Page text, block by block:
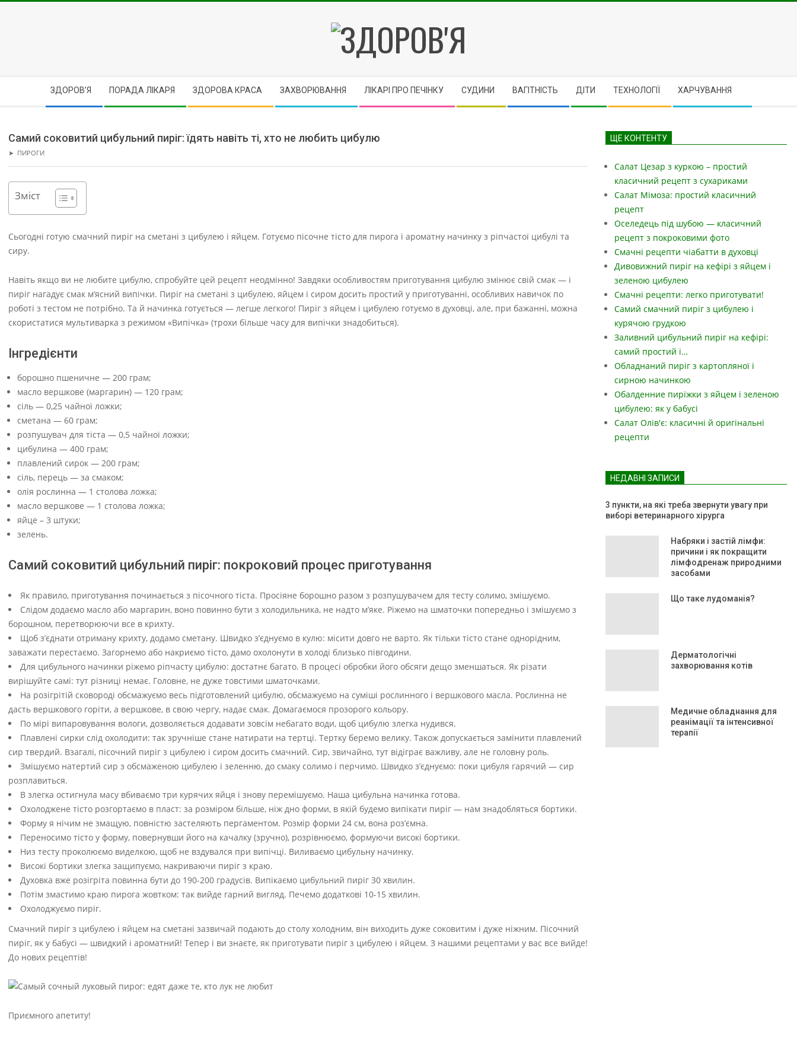
ЗДОРОВ'Я
ЗДОРОВ’Я ПОРАДА ЛІКАРЯ ЗДОРОВА КРАСА ЗАХВОРЮВАННЯ ЛІКАРІ ПРО ПЕЧІНКУ CУДИНИ ВАГІТНІСТЬ ДІТИ ТЕХНОЛОГІЇ ХАРЧУВАННЯ
Самий соковитий цибульний пиріг: їдять навіть ті, хто не любить цибулю
➤ ПИРОГИ
Зміст
Сьогодні готую смачний пиріг на сметані з цибулею і яйцем. Готуємо пісочне тісто для пирога і ароматну начинку з ріпчастої цибулі та
сиру.
Навіть якщо ви не любите цибулю, спробуйте цей рецепт неодмінно! Завдяки особливостям приготування цибулю змінює свій смак — і
пиріг нагадує смак м’ясний випічки. Пиріг на сметані з цибулею, яйцем і сиром досить простий у приготуванні, особливих навичок по
роботі з тестом не потрібно. Та й начинка готується — легше легкого! Пиріг з яйцем і цибулею готуємо в духовці, але, при бажанні, можна
скористатися мультиварка з режимом «Випічка» (трохи більше часу для випічки знадобиться).
Інгредієнти
борошно пшеничне — 200 грам;
масло вершкове (маргарин) — 120 грам;
сіль — 0,25 чайної ложки;
сметана — 60 грам;
розпушувач для тіста — 0,5 чайної ложки;
цибулина — 400 грам;
плавлений сирок — 200 грам;
сіль, перець — за смаком;
олія рослинна — 1 столова ложка;
масло вершкове — 1 столова ложка;
яйце – 3 штуки;
зелень.
Самий соковитий цибульний пиріг: покроковий процес приготування
Як правило, приготування починається з пісочного тіста. Просіяне борошно разом з розпушувачем для тесту солимо, змішуємо.
Слідом додаємо масло або маргарин, воно повинно бути з холодильника, не надто м’яке. Ріжемо на шматочки попередньо і змішуємо з
борошном, перетворюючи все в крихту.
Щоб з’єднати отриману крихту, додамо сметану. Швидко з’єднуємо в кулю: місити довго не варто. Як тільки тісто стане однорідним,
заважати перестаємо. Загорнемо або накриємо тісто, дамо охолонути в холоді близько півгодини.
Для цибульного начинки ріжемо ріпчасту цибулю: достатнє багато. В процесі обробки його обсяги дещо зменшаться. Як різати
вирішуйте самі: тут різниці немає. Головне, не дуже товстими шматочками.
На розігрітій сковороді обсмажуємо весь підготовлений цибулю, обсмажуємо на суміші рослинного і вершкового масла. Рослинна не
дасть вершкового горіти, а вершкове, в свою чергу, надає смак. Домагаємося прозорого кольору.
По мірі випаровування вологи, дозволяється додавати зовсім небагато води, щоб цибулю злегка нудився.
Плавлені сирки слід охолодити: так зручніше стане натирати на тертці. Тертку беремо велику. Також допускається замінити плавлений
сир твердий. Взагалі, пісочний пиріг з цибулею і сиром досить смачний. Сир, звичайно, тут відіграє важливу, але не головну роль.
Змішуємо натертий сир з обсмаженою цибулею і зеленню, до смаку солимо і перчимо. Швидко з’єднуємо: поки цибуля гарячий — сир
розплавиться.
В злегка остигнула масу вбиваємо три курячих яйця і знову перемішуємо. Наша цибульна начинка готова.
Охолоджене тісто розгортаємо в пласт: за розміром більше, ніж дно форми, в якій будемо випікати пиріг — нам знадобляться бортики.
Форму я нічим не змащую, повністю застеляють пергаментом. Розмір форми 24 см, вона роз’ємна.
Переносимо тісто у форму, повернувши його на качалку (зручно), розрівнюємо, формуючи високі бортики.
Низ тесту проколюємо виделкою, щоб не вздувался при випічці. Виливаємо цибульну начинку.
Високі бортики злегка защипуємо, накриваючи пиріг з краю.
Духовка вже розігріта повинна бути до 190-200 градусів. Випікаємо цибульний пиріг 30 хвилин.
Потім змастимо краю пирога жовтком: так вийде гарний вигляд. Печемо додаткові 10-15 хвилин.
Охолоджуємо пиріг.
Смачний пиріг з цибулею і яйцем на сметані зазвичай подають до столу холодним, він виходить дуже соковитим і дуже ніжним. Пісочний
пиріг, як у бабусі — швидкий і ароматний! Тепер і ви знаєте, як приготувати пиріг з цибулею і яйцем. З нашими рецептами у вас все вийде!
До нових рецептів!
Приємного апетиту!
ЩЕ КОНТЕНТУ
Салат Цезар з куркою – простий
класичний рецепт з сухариками
Салат Мімоза: простий класичний
рецепт
Оселедець під шубою — класичний
рецепт з покроковими фото
Смачні рецепти чіабатти в духовці
Дивовижний пиріг на кефірі з яйцем і
зеленою цибулею
Смачні рецепти: легко приготувати!
Самий смачний пиріг з цибулею і
курячою грудкою
Заливний цибульний пиріг на кефірі:
самий простий і…
Обладнаний пиріг з картопляної і
сирною начинкою
Обалденние пиріжки з яйцем і зеленою
цибулею: як у бабусі
Салат Олів'є: класичні й оригінальні
рецепти
НЕДАВНІ ЗАПИСИ
3 пункти, на які треба звернути увагу при
виборі ветеринарного хірурга
Набряки і застій лімфи:
причини і як покращити
лімфодренаж природними
засобами
Що таке лудоманія?
Дерматологічні
захворювання котів
Медичне обладнання для
реанімації та інтенсивної
терапії